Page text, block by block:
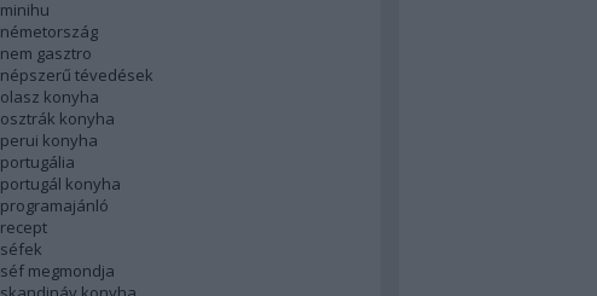
minihu
németország
nem gasztro
népszerű tévedések
olasz konyha
osztrák konyha
perui konyha
portugália
portugál konyha
programajánló
recept
séfek
séf megmondja